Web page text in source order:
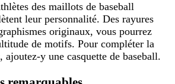
des maillots de baseball
leur personnalité. Des rayures
originaux, vous pourrez
de motifs. Pour compléter la
ajoutez-y une casquette de baseball.